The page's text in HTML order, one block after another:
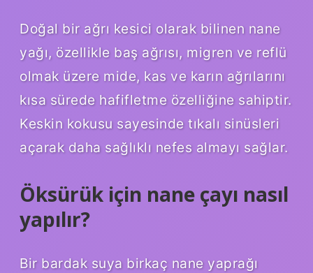
Doğal bir ağrı kesici olarak bilinen nane
yağı, özellikle baş ağrısı, migren ve reflü
olmak üzere mide, kas ve karın ağrılarını
kısa sürede hafifletme özelliğine sahiptir.
Keskin kokusu sayesinde tıkalı sinüsleri
açarak daha sağlıklı nefes almayı sağlar.
Öksürük için nane çayı nasıl
yapılır?
Bir bardak suya birkaç nane yaprağı